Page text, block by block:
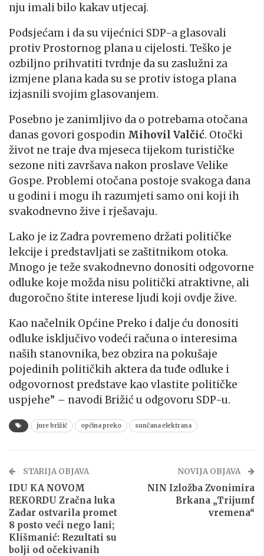
nju imali bilo kakav utjecaj.
Podsjećam i da su vijećnici SDP-a glasovali
protiv Prostornog plana u cijelosti. Teško je
ozbiljno prihvatiti tvrdnje da su zaslužni za
izmjene plana kada su se protiv istoga plana
izjasnili svojim glasovanjem.
Posebno je zanimljivo da o potrebama otočana
danas govori gospodin Mihovil Valčić. Otočki
život ne traje dva mjeseca tijekom turističke
sezone niti završava nakon proslave Velike
Gospe. Problemi otočana postoje svakoga dana
u godini i mogu ih razumjeti samo oni koji ih
svakodnevno žive i rješavaju.
Lako je iz Zadra povremeno držati političke
lekcije i predstavljati se zaštitnikom otoka.
Mnogo je teže svakodnevno donositi odgovorne
odluke koje možda nisu politički atraktivne, ali
dugoročno štite interese ljudi koji ovdje žive.
Kao načelnik Općine Preko i dalje ću donositi
odluke isključivo vodeći računa o interesima
naših stanovnika, bez obzira na pokušaje
pojedinih političkih aktera da tuđe odluke i
odgovornost predstave kao vlastite političke
uspjehe” – navodi Brižić u odgovoru SDP-u.
jure brižić općina preko sunčana elektrana
STARIJA OBJAVA
IDU KA NOVOM
REKORDU Zračna luka
Zadar ostvarila promet
8 posto veći nego lani;
Klišmanić: Rezultati su
bolji od očekivanih
NOVIJA OBJAVA
NIN Izložba Zvonimira
Brkana „Trijumf
vremena“